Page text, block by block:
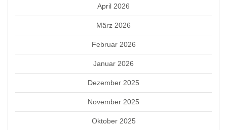
April 2026
März 2026
Februar 2026
Januar 2026
Dezember 2025
November 2025
Oktober 2025